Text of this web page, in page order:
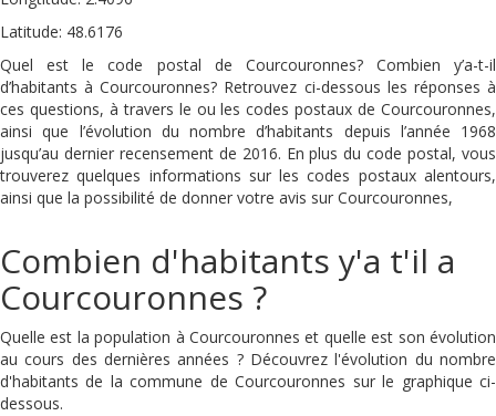
Latitude: 48.6176
Quel est le code postal de Courcouronnes? Combien y’a-t-il
d’habitants à Courcouronnes? Retrouvez ci-dessous les réponses à
ces questions, à travers le ou les codes postaux de Courcouronnes,
ainsi que l’évolution du nombre d’habitants depuis l’année 1968
jusqu’au dernier recensement de 2016. En plus du code postal, vous
trouverez quelques informations sur les codes postaux alentours,
ainsi que la possibilité de donner votre avis sur Courcouronnes,
Combien d'habitants y'a t'il a
Courcouronnes ?
Quelle est la population à Courcouronnes et quelle est son évolution
au cours des dernières années ? Découvrez l'évolution du nombre
d'habitants de la commune de Courcouronnes sur le graphique ci-
dessous.